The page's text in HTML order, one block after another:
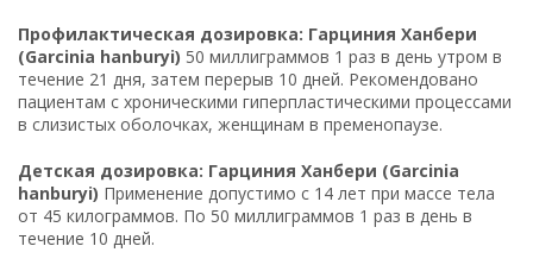
Профилактическая дозировка: Гарциния Ханбери
(Garcinia hanburyi) 50 миллиграммов 1 раз в день утром в
течение 21 дня, затем перерыв 10 дней. Рекомендовано
пациентам с хроническими гиперпластическими процессами
в слизистых оболочках, женщинам в пременопаузе.
Детская дозировка: Гарциния Ханбери (Garcinia
hanburyi) Применение допустимо с 14 лет при массе тела
от 45 килограммов. По 50 миллиграммов 1 раз в день в
течение 10 дней.